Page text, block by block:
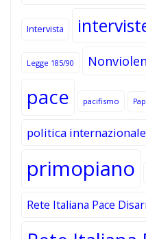
Intervista
Legge 185/90
pace pacifismo
politica internazionale
primopiano
Rete Italiana Pace